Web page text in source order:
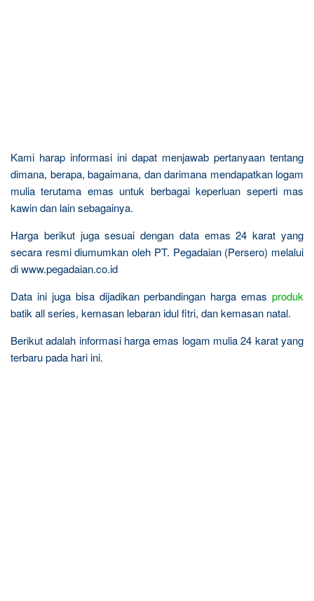
Kami harap informasi ini dapat menjawab pertanyaan tentang
dimana, berapa, bagaimana, dan darimana mendapatkan logam
mulia terutama emas untuk berbagai keperluan seperti mas
kawin dan lain sebagainya.
Harga berikut juga sesuai dengan data emas 24 karat yang
secara resmi diumumkan oleh PT. Pegadaian (Persero) melalui
di www.pegadaian.co.id
Data ini juga bisa dijadikan perbandingan harga emas produk
batik all series, kemasan lebaran idul fitri, dan kemasan natal.
Berikut adalah informasi harga emas logam mulia 24 karat yang
terbaru pada hari ini.